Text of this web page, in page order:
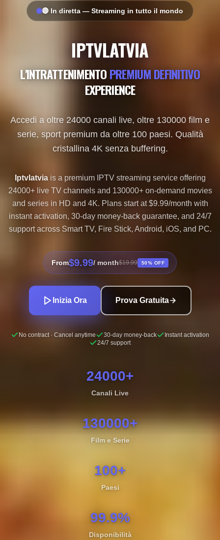
🔴 In diretta — Streaming in tutto il mondo
IPTVLATVIA
L'INTRATTENIMENTOPREMIUM DEFINITIVO
EXPERIENCE
Accedi a oltre 24000 canali live, oltre 130000 film e
serie, sport premium da oltre 100 paesi. Qualità
cristallina 4K senza buffering.
Iptvlatviais a premium IPTV streaming service offering
24000+ live TV channels and 130000+ on-demand movies
and series in HD and 4K. Plans start at $9.99/month with
instant activation, 30-day money-back guarantee, and 24/7
support across Smart TV, Fire Stick, Android, iOS, and PC.
From$9.99/ month$19.99 50% OFF
Inizia Ora Prova Gratuita
No contract · Cancel anytime 30-day money-back
Instant activation
24/7 support
24000+
Canali Live
130000+
Film e Serie
100+
Paesi
99.9%
Disponibilità